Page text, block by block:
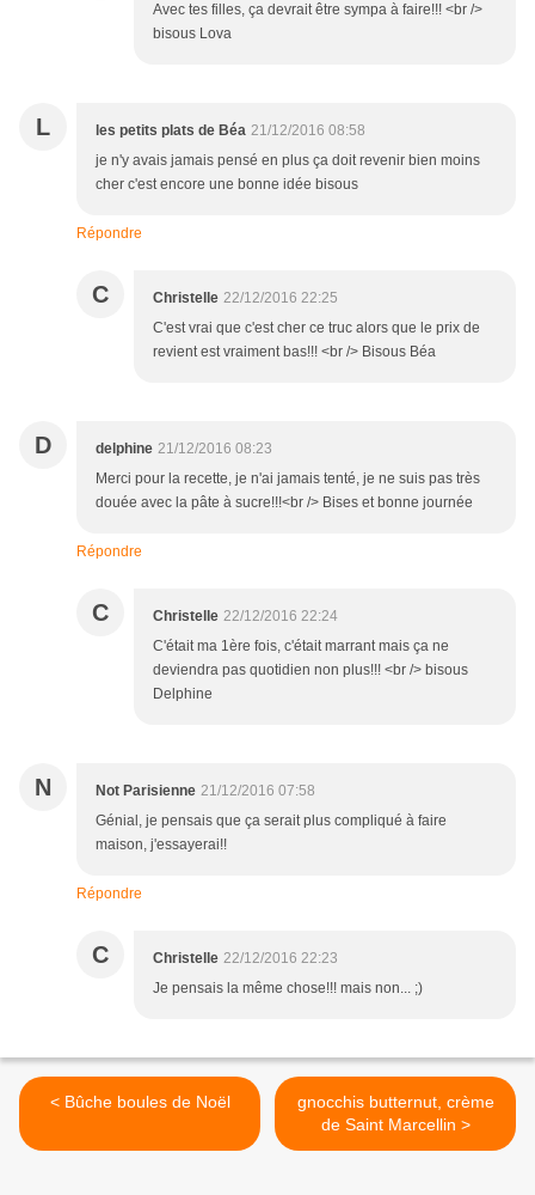
Avec tes filles, ça devrait être sympa à faire!!! <br />
bisous Lova
L les petits plats de Béa 21/12/2016 08:58
je n'y avais jamais pensé en plus ça doit revenir bien moins
cher c'est encore une bonne idée bisous
Répondre
C Christelle 22/12/2016 22:25
C'est vrai que c'est cher ce truc alors que le prix de
revient est vraiment bas!!! <br /> Bisous Béa
D delphine 21/12/2016 08:23
Merci pour la recette, je n'ai jamais tenté, je ne suis pas très
douée avec la pâte à sucre!!!<br /> Bises et bonne journée
Répondre
C Christelle 22/12/2016 22:24
C'était ma 1ère fois, c'était marrant mais ça ne
deviendra pas quotidien non plus!!! <br /> bisous
Delphine
N Not Parisienne 21/12/2016 07:58
Génial, je pensais que ça serait plus compliqué à faire
maison, j'essayerai!!
Répondre
C Christelle 22/12/2016 22:23
Je pensais la même chose!!! mais non... ;)
< Bûche boules de Noël
gnocchis butternut, crème
de Saint Marcellin >